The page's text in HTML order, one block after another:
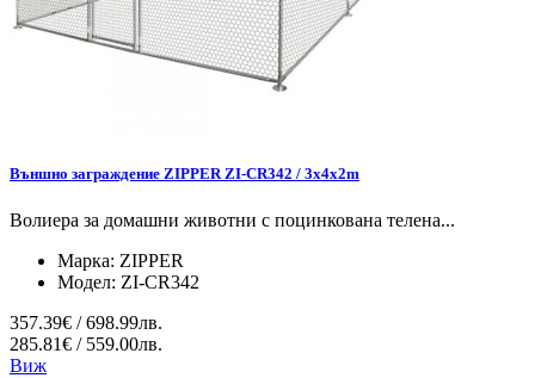
Външно заграждение ZIPPER ZI-CR342 / 3x4x2m
Волиера за домашни животни с поцинкована телена...
Марка: ZIPPER
Модел: ZI-CR342
357.39€ / 698.99лв.
285.81€ / 559.00лв.
Виж